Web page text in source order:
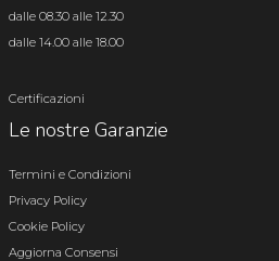
dalle 08.30 alle 12.30
dalle 14.00 alle 18.00
Certificazioni
Le nostre Garanzie
Termini e Condizioni
Privacy Policy
Cookie Policy
Aggiorna Consensi